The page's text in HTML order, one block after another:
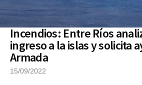
Incendios: Entre Ríos
ingreso a la islas y solicita
Armada
15/09/2022